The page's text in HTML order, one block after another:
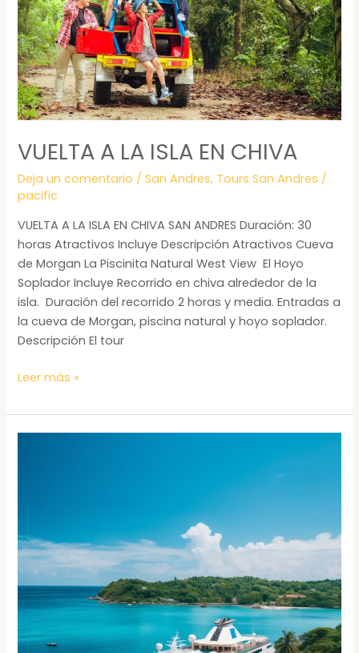
VUELTA A LA ISLA EN CHIVA
Deja un comentario /San Andres, Tours San Andres /
pacific
VUELTA A LA ISLA EN CHIVA SAN ANDRES Duración: 30
horas Atractivos Incluye Descripción Atractivos Cueva
de Morgan La Piscinita Natural West View El Hoyo
Soplador Incluye Recorrido en chiva alrededor de la
isla. Duración del recorrido 2 horas y media. Entradas a
la cueva de Morgan, piscina natural y hoyo soplador.
Descripción El tour
CHIVA
Leer más »